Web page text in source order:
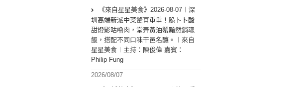
《來自星星美食》2026-08-07︱深
圳高端新派中菜驚喜重重！脆卜卜酸
甜燈影咕嚕肉，堂弄黃油蟹黯然銷魂
飯，搭配不同口味干邑名釀。︱來自
星星美食︱主持：陳俊偉 嘉賓：
Philip Fung
2026/08/07